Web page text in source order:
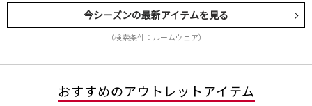
今シーズンの最新アイテムを見る
（検索条件：ルームウェア）
おすすめのアウトレットアイテム